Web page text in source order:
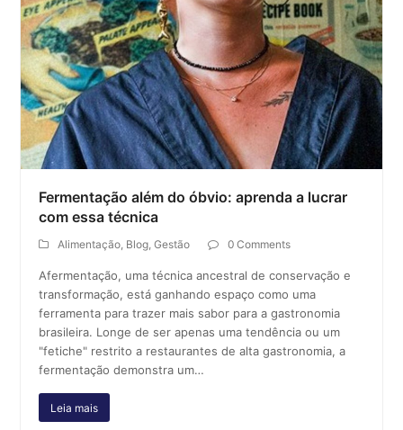
Fermentação além do óbvio: aprenda a lucrar
com essa técnica
Alimentação, Blog,Gestão 0 Comments
Afermentação, uma técnica ancestral de conservação e
transformação, está ganhando espaço como uma
ferramenta para trazer mais sabor para a gastronomia
brasileira. Longe de ser apenas uma tendência ou um
"fetiche" restrito a restaurantes de alta gastronomia, a
fermentação demonstra um…
Leia mais